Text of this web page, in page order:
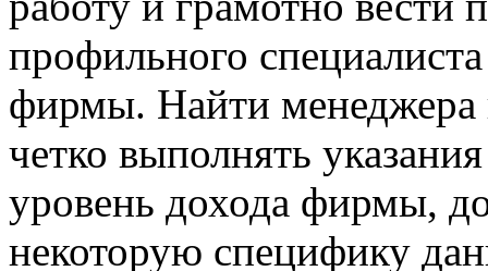
профильного
фирмы. Найти менеджера
четко выполнять
уровень дохода фирмы,
некоторую специфику